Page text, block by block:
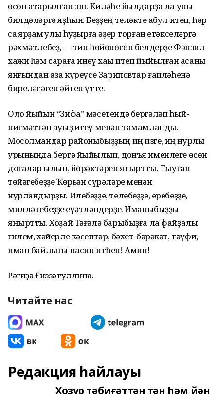
өсөн атҡарылған эш. Киләһе йылдарҙа ла уны
билдәләргә яҙһын. Беҙҙең теләкте ҡабул итеп, һәр
саҡ ярҙам ҡулы һуҙырға әҙер торған етәкселәргә
рәхмәтлебеҙ, — тип һөйөнөсөн белдерҙе Фәнзил
хажи һәм сараға инеү хаҡы итеп йыйылған аҡсаны
янғындан ҡаза күреүсе Зариповтар ғаиләһенә
биреләсәген әйтеп үтте.
Оло йыйын “Зифа” мәсетендә бергәләп һый-
ниғмәттән ауыҙ итеү менән тамамланды.
Мосолмандар районыбыҙҙың иң изге, иң нурлы
урынында бергә йыйылып, донъя именлеге өсөн
доғалар ҡылып, йөрәктәрен яҡтыртты. Тыуған
төйәгебеҙҙе Ҡөрьән сүрәләре менән
нурландырҙы. Илебеҙҙе, телебеҙҙе, еребеҙҙе,
милләтебеҙҙе ҡеүәтләндерҙе. Иманыбыҙҙы
яңыртты. Хоҙай Тәғәлә барыбыҙға ла файҙалы
ғилем, хәйерле кәсептәр, бәхет-бәрәкәт, тәүфиҡ,
иман байлығы насип итһен! Амин!
Рәғиҙә Ғиззәтуллина.
Читайте нас
Редакция һайлауы
Хозур тәбиғәттән тән һәм йән